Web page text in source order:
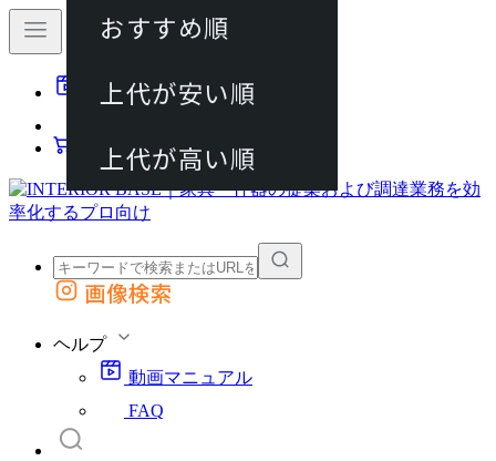
動画マニュアル
カート
外部サイトの商品をカートに追加
画像検索
ヘルプ
動画マニュアル
FAQ
おすすめ順
上代が安い順
上代が高い順